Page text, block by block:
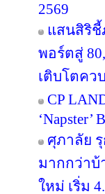
2569
แสนสิริชี้
พอร์ตสู่
เติบโตคว
CP
‘Napster’
ศุภาลัย
มากกว่าบ้
ใหม่ เริ่ม